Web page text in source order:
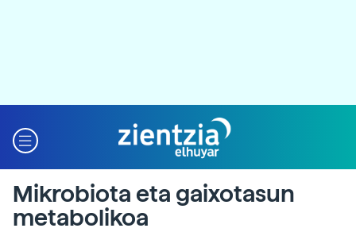
Mikrobiota eta gaixotasun
metabolikoa